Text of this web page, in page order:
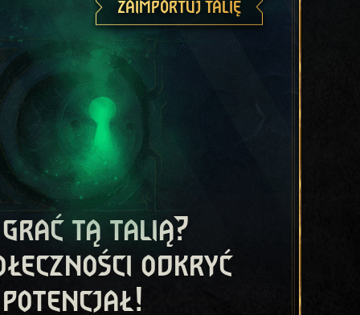
ZAIMPORTUJ TALIĘ
grać tą talią?
odkryć